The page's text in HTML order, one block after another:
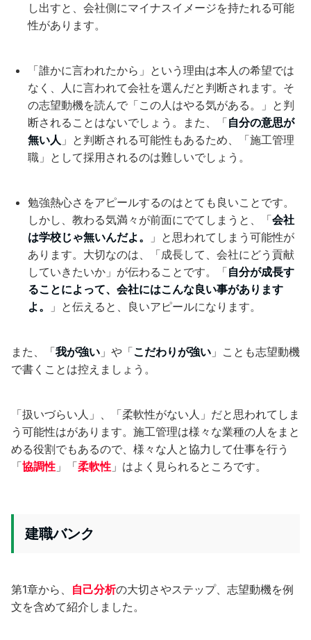
し出すと、会社側にマイナスイメージを持たれる可能
性があります。
「誰かに言われたから」という理由は本人の希望では
なく、人に言われて会社を選んだと判断されます。そ
の志望動機を読んで「この人はやる気がある。」と判
断されることはないでしょう。また、「自分の意思が
無い人 」と判断される可能性もあるため、「施工管理
職」として採用されるのは難しいでしょう。
勉強熱心さをアピールするのはとても良いことです。
しかし、教わる気満々が前面にでてしまうと、「会社
は学校じゃ無いんだよ。
」と思われてしまう可能性が
あります。大切なのは、「成長して、会社にどう貢献
していきたいか」が伝わることです。「自分が成長す
ることによって、会社にはこんな良い事があります
よ。
」と伝えると、良いアピールになります。
また、「我が強い 」や「こだわりが強い 」ことも志望動機
で書くことは控えましょう。
「扱いづらい人」、「柔軟性がない人」だと思われてしま
う可能性はがあります。施工管理は様々な業種の人をまと
める役割でもあるので、様々な人と協力して仕事を行う
「協調性 」「柔軟性 」はよく見られるところです。
建職バンク
第1章から、 自己分析の大切さやステップ、志望動機を例
文を含めて紹介しました。